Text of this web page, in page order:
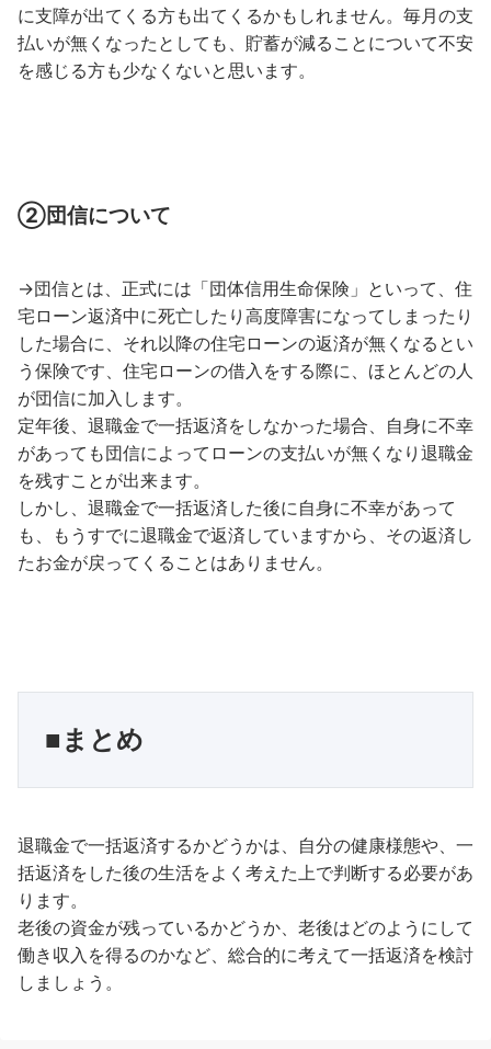
に支障が出てくる方も出てくるかもしれません。毎月の支
払いが無くなったとしても、貯蓄が減ることについて不安
を感じる方も少なくないと思います。
②団信について
→団信とは、正式には「団体信用生命保険」といって、住
宅ローン返済中に死亡したり高度障害になってしまったり
した場合に、それ以降の住宅ローンの返済が無くなるとい
う保険です、住宅ローンの借入をする際に、ほとんどの人
が団信に加入します。
定年後、退職金で一括返済をしなかった場合、自身に不幸
があっても団信によってローンの支払いが無くなり退職金
を残すことが出来ます。
しかし、退職金で一括返済した後に自身に不幸があって
も、もうすでに退職金で返済していますから、その返済し
たお金が戻ってくることはありません。
■まとめ
退職金で一括返済するかどうかは、自分の健康様態や、一
括返済をした後の生活をよく考えた上で判断する必要があ
ります。
老後の資金が残っているかどうか、老後はどのようにして
働き収入を得るのかなど、総合的に考えて一括返済を検討
しましょう。